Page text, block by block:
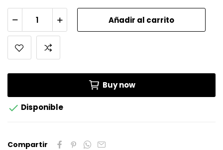
Añadir al carrito
Buy now
 Disponible
Compartir